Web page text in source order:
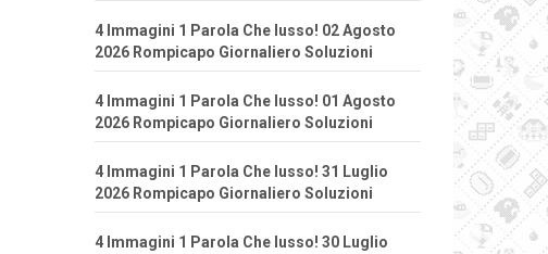
4 Immagini 1 Parola Che lusso! 02 Agosto
2026 Rompicapo Giornaliero Soluzioni
4 Immagini 1 Parola Che lusso! 01 Agosto
2026 Rompicapo Giornaliero Soluzioni
4 Immagini 1 Parola Che lusso! 31 Luglio
2026 Rompicapo Giornaliero Soluzioni
4 Immagini 1 Parola Che lusso! 30 Luglio